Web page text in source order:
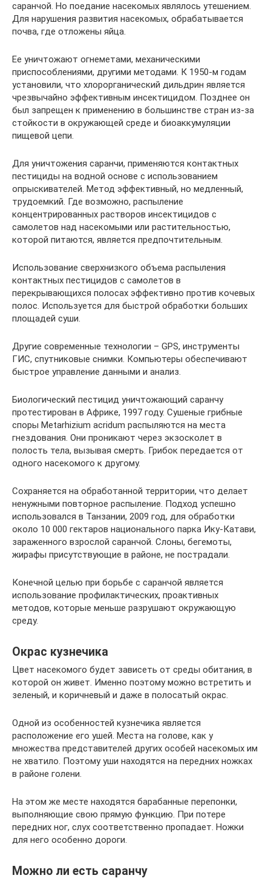
саранчой. Но поедание насекомых являлось утешением.
Для нарушения развития насекомых, обрабатывается
почва, где отложены яйца.
Ее уничтожают огнеметами, механическими
приспособлениями, другими методами. К 1950-м годам
установили, что хлорорганический дильдрин является
чрезвычайно эффективным инсектицидом. Позднее он
был запрещен к применению в большинстве стран из-за
стойкости в окружающей среде и биоаккумуляции
пищевой цепи.
Для уничтожения саранчи, применяются контактных
пестициды на водной основе с использованием
опрыскивателей. Метод эффективный, но медленный,
трудоемкий. Где возможно, распыление
концентрированных растворов инсектицидов с
самолетов над насекомыми или растительностью,
которой питаются, является предпочтительным.
Использование сверхнизкого объема распыления
контактных пестицидов с самолетов в
перекрывающихся полосах эффективно против кочевых
полос. Используется для быстрой обработки больших
площадей суши.
Другие современные технологии – GPS, инструменты
ГИС, спутниковые снимки. Компьютеры обеспечивают
быстрое управление данными и анализ.
Биологический пестицид уничтожающий саранчу
протестирован в Африке, 1997 году. Сушеные грибные
споры Metarhizium acridum распыляются на места
гнездования. Они проникают через экзосколет в
полость тела, вызывая смерть. Грибок передается от
одного насекомого к другому.
Сохраняется на обработанной территории, что делает
ненужными повторное распыление. Подход успешно
использовался в Танзании, 2009 год, для обработки
около 10 000 гектаров национального парка Ику-Катави,
зараженного взрослой саранчой. Слоны, бегемоты,
жирафы присутствующие в районе, не пострадали.
Конечной целью при борьбе с саранчой является
использование профилактических, проактивных
методов, которые меньше разрушают окружающую
среду.
Окрас кузнечика
Цвет насекомого будет зависеть от среды обитания, в
которой он живет. Именно поэтому можно встретить и
зеленый, и коричневый и даже в полосатый окрас.
Одной из особенностей кузнечика является
расположение его ушей. Места на голове, как у
множества представителей других особей насекомых им
не хватило. Поэтому уши находятся на передних ножках
в районе голени.
На этом же месте находятся барабанные перепонки,
выполняющие свою прямую функцию. При потере
передних ног, слух соответственно пропадает. Ножки
для него особенно дороги.
Можно ли есть саранчу